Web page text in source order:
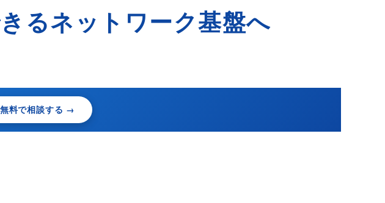
るネットワーク基盤へ
料で相談する →